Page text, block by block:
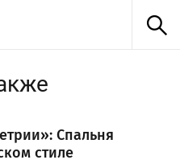
Спальня
стиле